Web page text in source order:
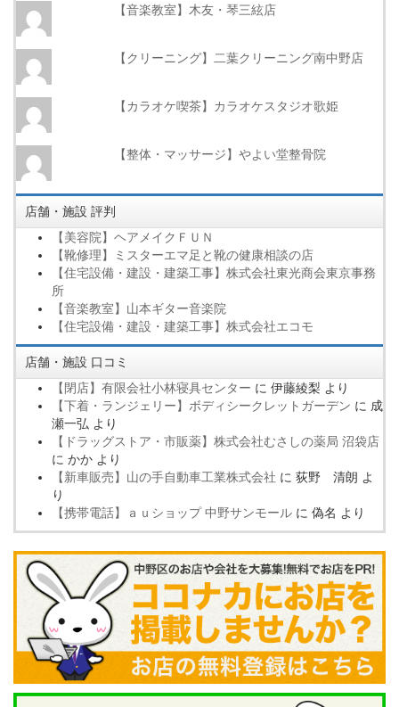
【音楽教室】木友・琴三絃店
【クリーニング】二葉クリーニング南中野店
【カラオケ喫茶】カラオケスタジオ歌姫
【整体・マッサージ】やよい堂整骨院
店舗・施設 評判
【美容院】ヘアメイクＦＵＮ
【靴修理】ミスターエマ足と靴の健康相談の店
【住宅設備・建設・建築工事】株式会社東光商会東京事務
所
【音楽教室】山本ギター音楽院
【住宅設備・建設・建築工事】株式会社エコモ
店舗・施設 口コミ
【閉店】有限会社小林寝具センター に 伊藤綾梨 より
【下着・ランジェリー】ボディシークレットガーデン に 成
瀬一弘 より
【ドラッグストア・市販薬】株式会社むさしの薬局 沼袋店
に かか より
【新車販売】山の手自動車工業株式会社 に 荻野 清朗 よ
り
【携帯電話】ａｕショップ 中野サンモール に 偽名 より